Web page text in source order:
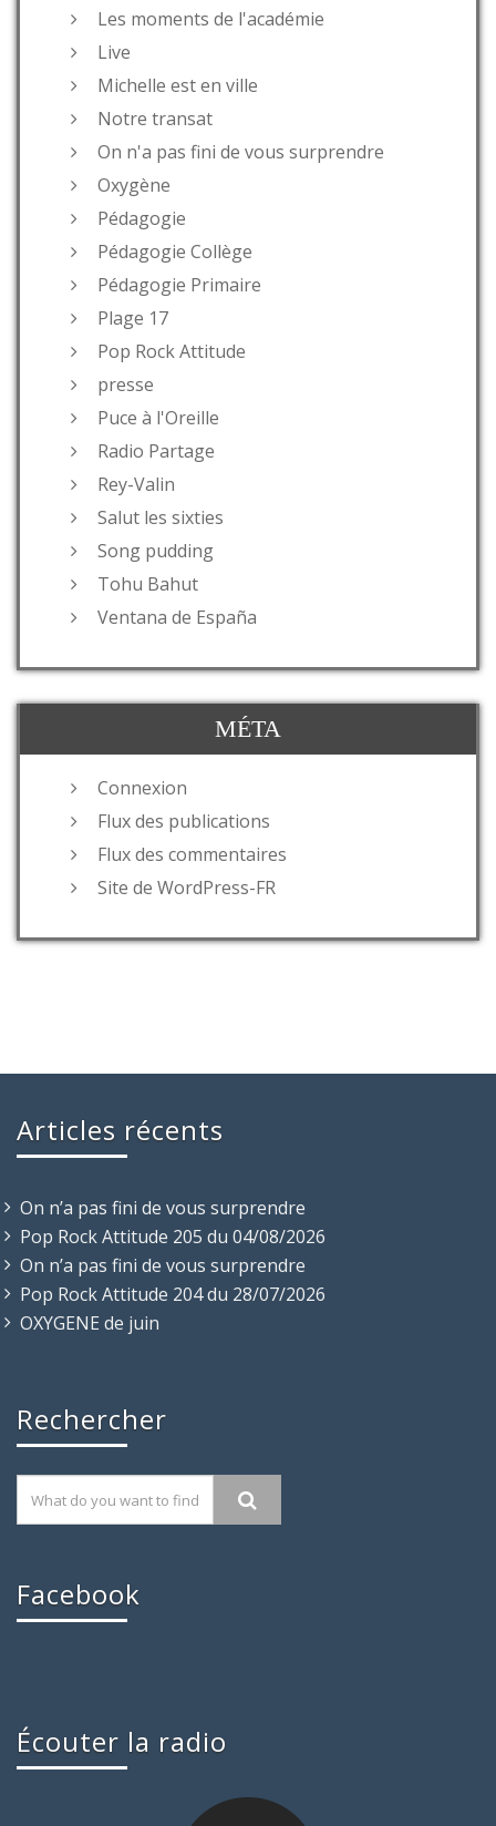
Les moments de l'académie
Live
Michelle est en ville
Notre transat
On n'a pas fini de vous surprendre
Oxygène
Pédagogie
Pédagogie Collège
Pédagogie Primaire
Plage 17
Pop Rock Attitude
presse
Puce à l'Oreille
Radio Partage
Rey-Valin
Salut les sixties
Song pudding
Tohu Bahut
Ventana de España
MÉTA
Connexion
Flux des publications
Flux des commentaires
Site de WordPress-FR
Articles récents
On n’a pas fini de vous surprendre
Pop Rock Attitude 205 du 04/08/2026
On n’a pas fini de vous surprendre
Pop Rock Attitude 204 du 28/07/2026
OXYGENE de juin
Rechercher
Facebook
Écouter la radio